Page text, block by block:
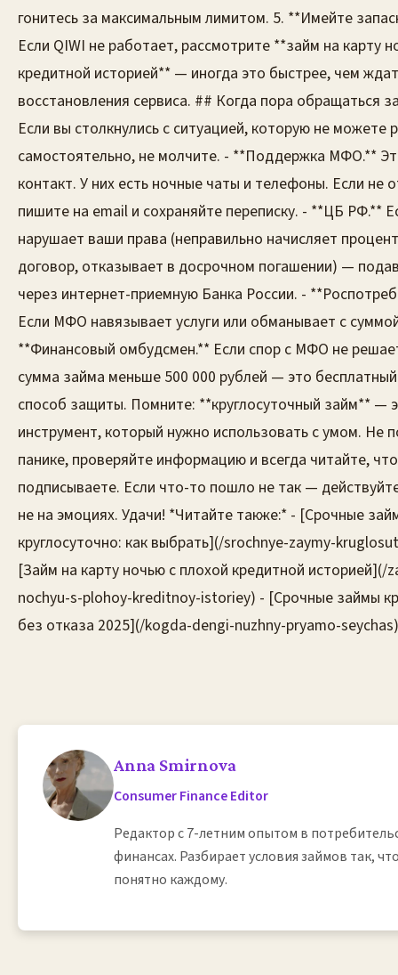
гонитесь за максимальным лимитом. 5. **Имейте
Если QIWI не работает, рассмотрите **займ на карту
кредитной историей** — иногда это быстрее, чем
восстановления сервиса. ## Когда пора обращаться
Если вы столкнулись с ситуацией, которую не можете
самостоятельно, не молчите. - **Поддержка МФО.**
контакт. У них есть ночные чаты и телефоны. Если не
пишите на email и сохраняйте переписку. - **ЦБ РФ.**
нарушает ваши права (неправильно начисляет
договор, отказывает в досрочном погашении) —
через интернет-приемную Банка России. -
Если МФО навязывает услуги или обманывает с
**Финансовый омбудсмен.** Если спор с МФО не
сумма займа меньше 500 000 рублей — это
способ защиты. Помните: **круглосуточный займ** —
инструмент, который нужно использовать с умом. Не
панике, проверяйте информацию и всегда читайте, что
подписываете. Если что-то пошло не так —
не на эмоциях. Удачи! *Читайте также:* - [Срочные
круглосуточно: как выбрать](/srochnye-zaymy-
[Займ на карту ночью с плохой кредитной историей](/
nochyu-s-plohoy-kreditnoy-istoriey) - [Срочные займы
без отказа 2025](/kogda-dengi-nuzhny-pryamo-seychas)
Anna Smirnova
Consumer Finance Editor
Редактор с 7-летним опытом в
финансах. Разбирает условия займов так,
понятно каждому.